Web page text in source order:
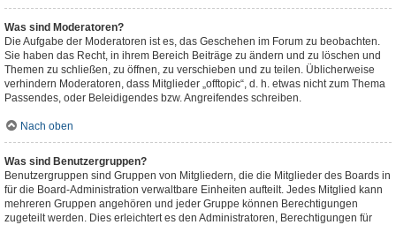
Was sind Moderatoren?
Die Aufgabe der Moderatoren ist es, das Geschehen im Forum zu beobachten.
Sie haben das Recht, in ihrem Bereich Beiträge zu ändern und zu löschen und
Themen zu schließen, zu öffnen, zu verschieben und zu teilen. Üblicherweise
verhindern Moderatoren, dass Mitglieder „offtopic“, d. h. etwas nicht zum Thema
Passendes, oder Beleidigendes bzw. Angreifendes schreiben.
Nach oben
Was sind Benutzergruppen?
Benutzergruppen sind Gruppen von Mitgliedern, die die Mitglieder des Boards in
für die Board-Administration verwaltbare Einheiten aufteilt. Jedes Mitglied kann
mehreren Gruppen angehören und jeder Gruppe können Berechtigungen
zugeteilt werden. Dies erleichtert es den Administratoren, Berechtigungen für